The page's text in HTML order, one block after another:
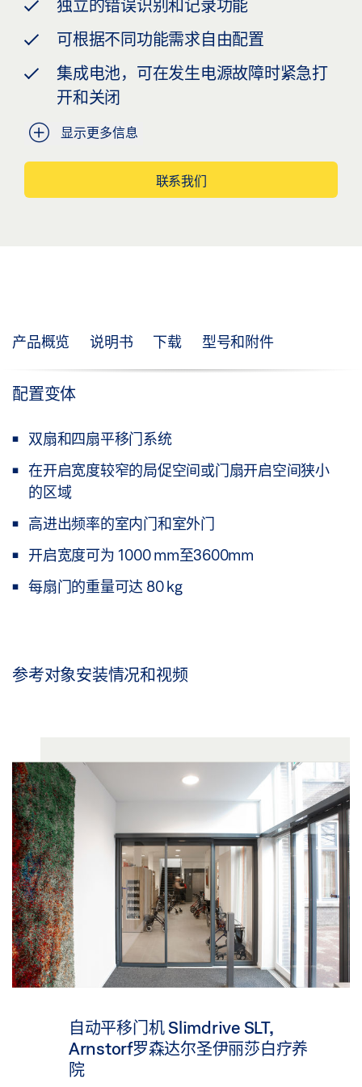
独立的错误识别和记录功能
可根据不同功能需求自由配置
集成电池，可在发生电源故障时紧急打
开和关闭
显示更多信息
联系我们
产品概览 说明书 下载 型号和附件
配置变体
双扇和四扇平移门系统
在开启宽度较窄的局促空间或门扇开启空间狭小
的区域
高进出频率的室内门和室外门
开启宽度可为 1000 mm至3600mm
每扇门的重量可达 80 kg
参考对象安装情况和视频
自动平移门机 Slimdrive SLT,
Arnstorf罗森达尔圣伊丽莎白疗养
院